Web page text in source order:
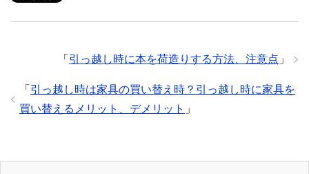
「 引っ越し時に本を荷造りする方法、注意点 」
「 引っ越し時は家具の買い替え時？引っ越し時に家具を
買い替えるメリット、デメリット 」